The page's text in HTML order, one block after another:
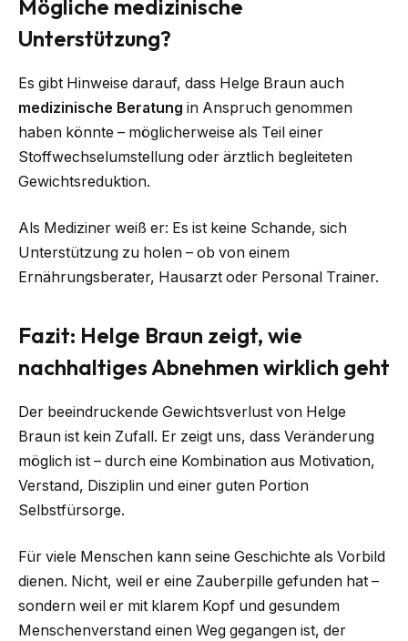
Mögliche medizinische
Unterstützung?
Es gibt Hinweise darauf, dass Helge Braun auch
medizinische Beratung in Anspruch genommen
haben könnte – möglicherweise als Teil einer
Stoffwechselumstellung oder ärztlich begleiteten
Gewichtsreduktion.
Als Mediziner weiß er: Es ist keine Schande, sich
Unterstützung zu holen – ob von einem
Ernährungsberater, Hausarzt oder Personal Trainer.
Fazit: Helge Braun zeigt, wie
nachhaltiges Abnehmen wirklich geht
Der beeindruckende Gewichtsverlust von Helge
Braun ist kein Zufall. Er zeigt uns, dass Veränderung
möglich ist – durch eine Kombination aus Motivation,
Verstand, Disziplin und einer guten Portion
Selbstfürsorge.
Für viele Menschen kann seine Geschichte als Vorbild
dienen. Nicht, weil er eine Zauberpille gefunden hat –
sondern weil er mit klarem Kopf und gesundem
Menschenverstand einen Weg gegangen ist, der